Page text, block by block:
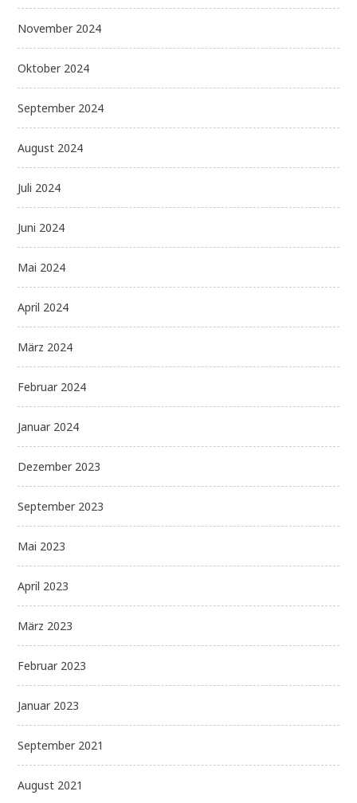
November 2024
Oktober 2024
September 2024
August 2024
Juli 2024
Juni 2024
Mai 2024
April 2024
März 2024
Februar 2024
Januar 2024
Dezember 2023
September 2023
Mai 2023
April 2023
März 2023
Februar 2023
Januar 2023
September 2021
August 2021